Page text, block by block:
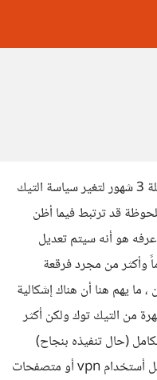
مناقشة تابعات قرار من رئيس نواب بمجلس الشعب الذي قابل مسئول من التيك توك في مصر ومنحه قرار بمهلة 3 شهور لتغير سياسة التيك
قد ترتبط فيما أظن
هو أنه سيتم تعديل
وأكثر من مجرد فرقعة
يهم هنا أن هناك إشكالية
من التيك توك ولكن أكثر
(حال تنفيذه بنجاح)
للإضرار بمحتوى الكثير من الأشخاص الجادين بدون ذنب، كما أن التقييد الظاهري قد يخلق وسائل للتحايل مثل أستخدام vpn أو متصفحات